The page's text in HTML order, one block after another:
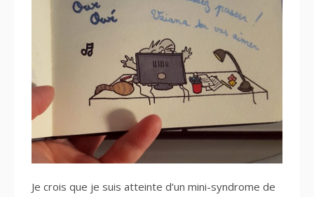
Je crois que je suis atteinte d’un mini-syndrome de